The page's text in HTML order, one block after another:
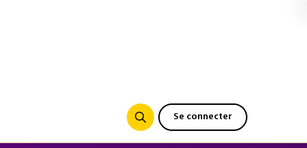
Se connecter